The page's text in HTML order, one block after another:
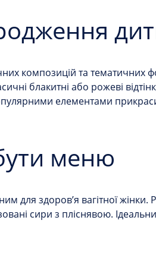
композицій та
блакитні або рожеві
елементами
меню
для здоров’я вагітної
сири з пліснявою.